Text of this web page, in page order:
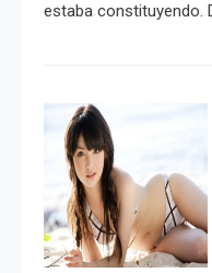
estaba constituyendo.